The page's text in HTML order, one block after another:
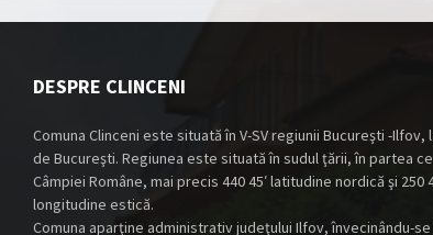
DESPRE CLINCENI
Comuna Clinceni este situată în V-SV regiunii Bucureşti -Ilfov,
de Bucureşti. Regiunea este situată în sudul ţării, în partea
Câmpiei Române, mai precis 440 45′ latitudine nordică şi 250
longitudine estică.
Comuna aparţine administrativ judeţului Ilfov, învecinându-